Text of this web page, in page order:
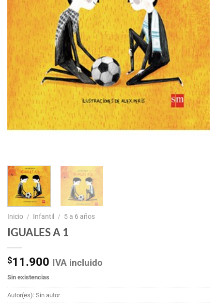
Inicio / Infantil / 5 a 6 años
IGUALES A 1
$11.900 IVA incluido
Sin existencias
Autor(es): Sin autor